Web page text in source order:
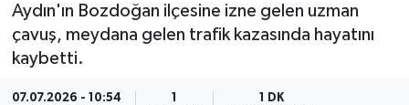
Aydın'ın Bozdoğan ilçesine izne gelen uzman
çavuş, meydana gelen trafik kazasında hayatını
kaybetti.
07.07.2026 - 10:54 1 1 DK
Son Dakika Haberleri
Haber Arşivi